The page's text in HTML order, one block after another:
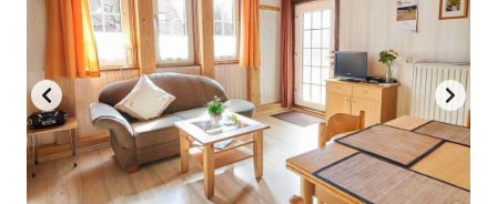
to
get
the
keyboard
shortcuts
for
to
get
the
keyboard
shortcuts
for